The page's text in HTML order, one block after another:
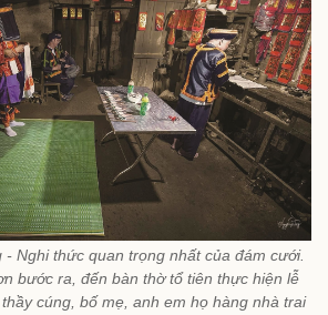
- Nghi thức quan trọng nhất của đám cưới.
bước ra, đến bàn thờ tổ tiên thực hiện lễ
cúng, bố mẹ, anh em họ hàng nhà trai